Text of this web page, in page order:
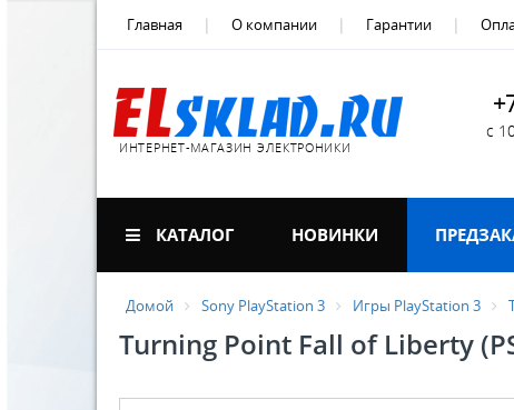
Главная О компании Гарантии
ИНТЕРНЕТ-МАГАЗИН ЭЛЕКТРОНИКИ
с
КАТАЛОГ НОВИНКИ
Домой Sony PlayStation 3 Игры PlayStation 3
Turning Point Fall of Liberty